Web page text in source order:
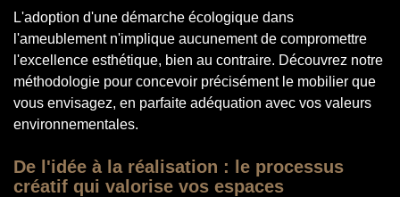
L'adoption d'une démarche écologique dans
l'ameublement n'implique aucunement de compromettre
l'excellence esthétique, bien au contraire. Découvrez notre
méthodologie pour concevoir précisément le mobilier que
vous envisagez, en parfaite adéquation avec vos valeurs
environnementales.
De l'idée à la réalisation : le processus
créatif qui valorise vos espaces